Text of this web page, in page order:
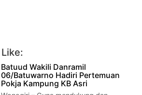
Batuud Wakili Danramil
06/Batuwarno Hadiri Pertemuan
Pokja Kampung KB Asri